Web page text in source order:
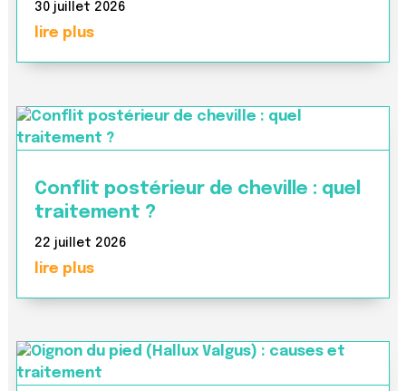
30 juillet 2026
lire plus
Conflit postérieur de cheville : quel
traitement ?
22 juillet 2026
lire plus